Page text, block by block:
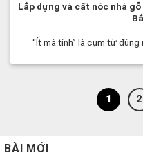
Lắp dựng và cất nóc nhà
“Ít mà tinh” là cụm từ đúng
1 2
BÀI MỚI